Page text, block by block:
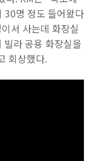
30명 정도 들어왔다
서 사는데 화장실
라 공용 화장실을
회상했다.